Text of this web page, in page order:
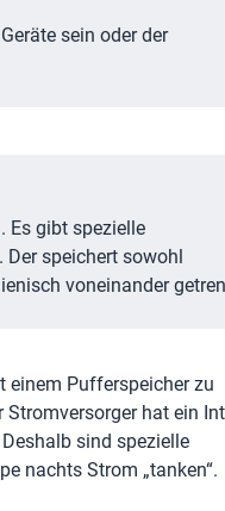
sein oder der
Es gibt spezielle
speichert sowohl
voneinander
einem Pufferspeicher zu
hat ein
sind spezielle
nachts Strom „tanken“.